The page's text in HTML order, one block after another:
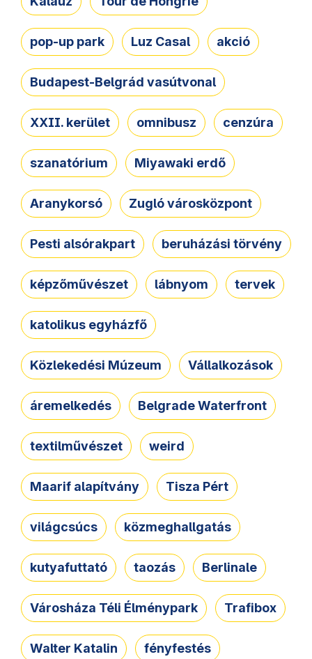
pop-up park Luz Casal akció
Budapest-Belgrád vasútvonal
XXII. kerület omnibusz cenzúra
szanatórium Miyawaki erdő
Aranykorsó Zugló városközpont
Pesti alsórakpart beruházási törvény
képzőművészet lábnyom tervek
katolikus egyházfő
Közlekedési Múzeum Vállalkozások
áremelkedés Belgrade Waterfront
textilművészet weird
Maarif alapítvány Tisza Pért
világcsúcs közmeghallgatás
kutyafuttató taozás Berlinale
Városháza Téli Élménypark Trafibox
Walter Katalin fényfestés